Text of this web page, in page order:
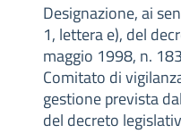
Designazione, ai
1, lettera e), del
maggio 1998, n.
Comitato di
gestione prevista
del decreto